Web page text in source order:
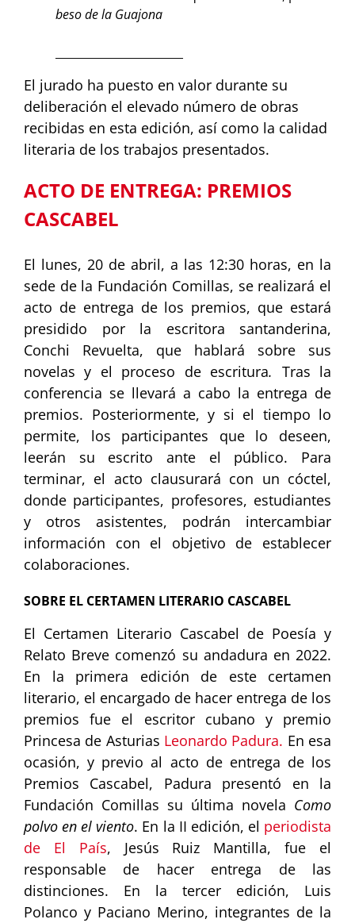
beso de la Guajona
El jurado ha puesto en valor durante su
deliberación el elevado número de obras
recibidas en esta edición, así como la calidad
literaria de los trabajos presentados.
ACTO DE ENTREGA: PREMIOS
CASCABEL
El lunes, 20 de abril, a las 12:30 horas, en la
sede de la Fundación Comillas, se realizará el
acto de entrega de los premios, que estará
presidido por la escritora santanderina,
Conchi Revuelta, que hablará sobre sus
novelas y el proceso de escritura. Tras la
conferencia se llevará a cabo la entrega de
premios. Posteriormente, y si el tiempo lo
permite, los participantes que lo deseen,
leerán su escrito ante el público. Para
terminar, el acto clausurará con un cóctel,
donde participantes, profesores, estudiantes
y otros asistentes, podrán intercambiar
información con el objetivo de establecer
colaboraciones.
SOBRE EL CERTAMEN LITERARIO CASCABEL
El Certamen Literario Cascabel de Poesía y
Relato Breve comenzó su andadura en 2022.
En la primera edición de este certamen
literario, el encargado de hacer entrega de los
premios fue el escritor cubano y premio
Princesa de Asturias Leonardo Padura. En esa
ocasión, y previo al acto de entrega de los
Premios Cascabel, Padura presentó en la
Fundación Comillas su última novela Como
polvo en el viento. En la II edición, el periodista
de El País, Jesús Ruiz Mantilla, fue el
responsable de hacer entrega de las
distinciones. En la tercer edición, Luis
Polanco y Paciano Merino, integrantes de la